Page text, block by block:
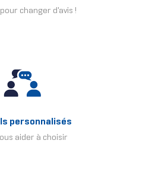
changer d'avis !
personnalisés
aider à choisir